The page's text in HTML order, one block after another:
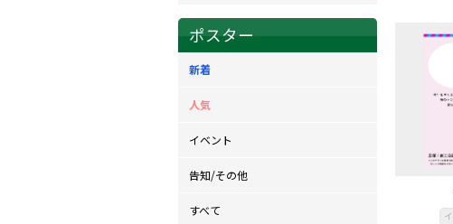
ポスター
新着
人気
イベント
告知/その他
すべて